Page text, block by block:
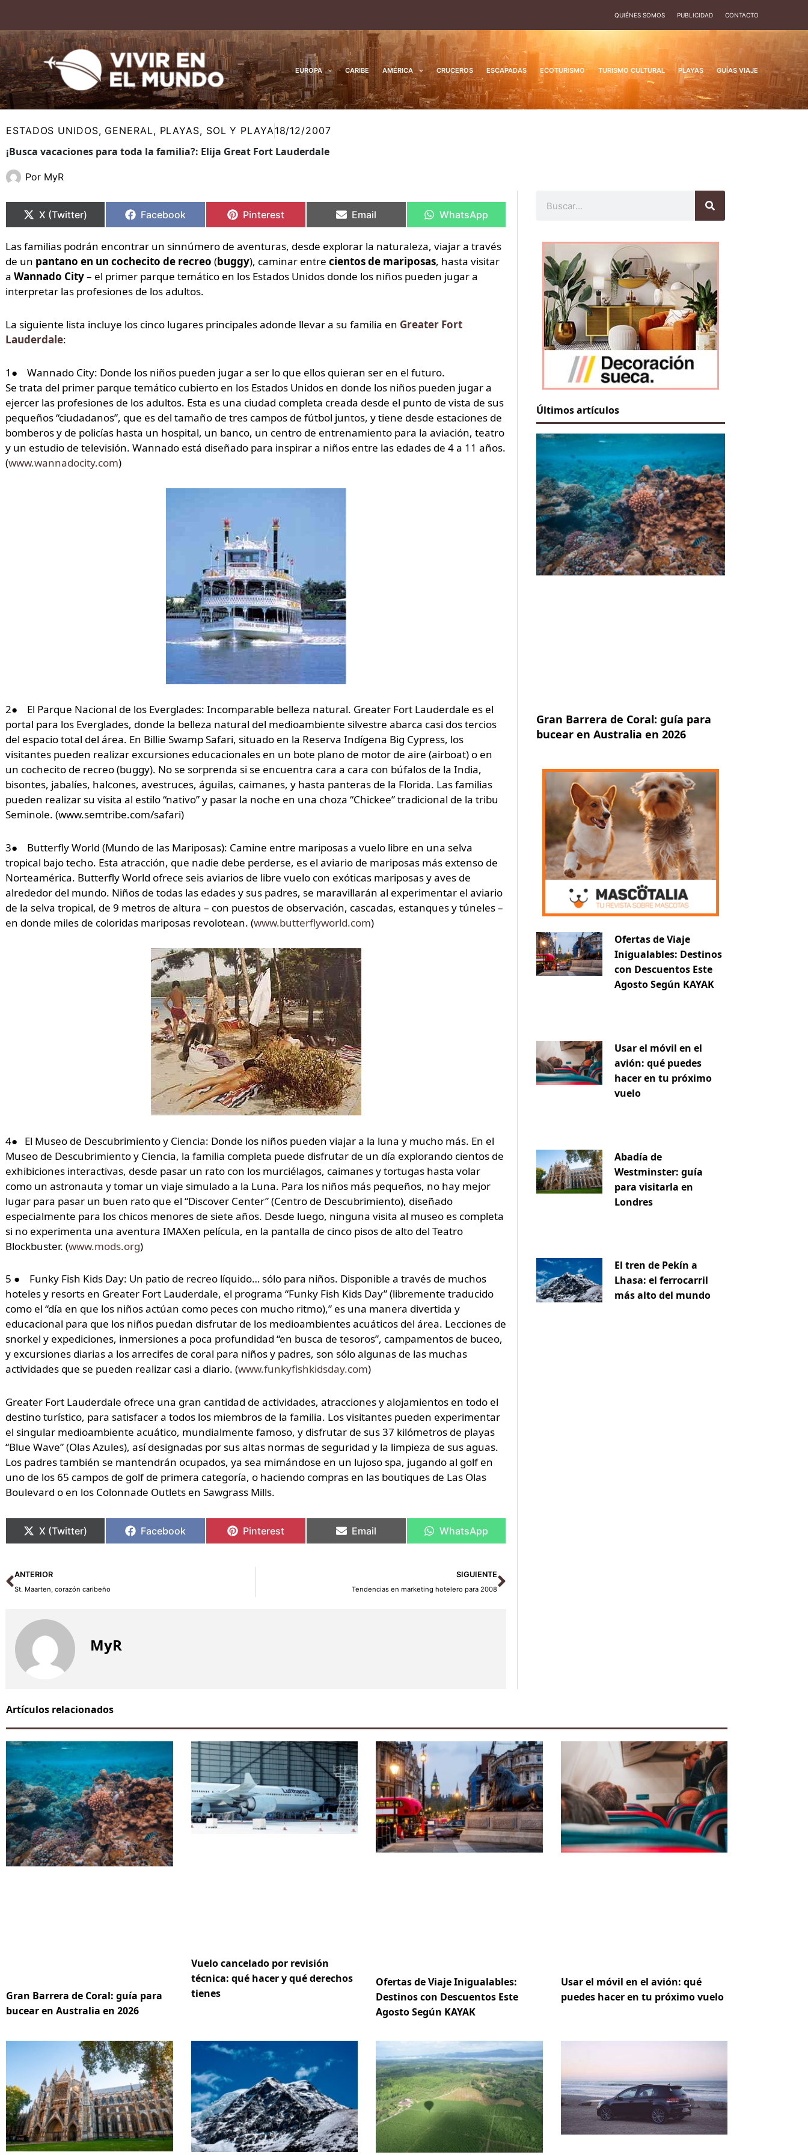
contenido
QUIÉNES SOMOS PUBLICIDAD CONTACTO
EUROPA CARIBE AMÉRICA CRUCEROS ESCAPADAS ECOTURISMO TURISMO CULTURAL PLAYAS GUÍAS VIAJE
ESTADOS UNIDOS, GENERAL, PLAYAS, SOL Y PLAYA18/12/2007
¡Busca vacaciones para toda la familia?: Elija Great Fort Lauderdale
Por MyR
en
X (Twitter)
en
Facebook
en
Pinterest
en
Email
en
WhatsApp
Las familias podrán encontrar un sinnúmero de aventuras, desde explorar la naturaleza, viajar a través
de un pantano en un cochecito de recreo (buggy), caminar entre cientos de mariposas, hasta visitar
a Wannado City– el primer parque temático en los Estados Unidos donde los niños pueden jugar a
interpretar las profesiones de los adultos.
La siguiente lista incluye los cinco lugares principales adonde llevar a su familia en Greater Fort
Lauderdale:
1● Wannado City: Donde los niños pueden jugar a ser lo que ellos quieran ser en el futuro.
Se trata del primer parque temático cubierto en los Estados Unidos en donde los niños pueden jugar a
ejercer las profesiones de los adultos. Esta es una ciudad completa creada desde el punto de vista de sus
pequeños “ciudadanos”, que es del tamaño de tres campos de fútbol juntos, y tiene desde estaciones de
bomberos y de policías hasta un hospital, un banco, un centro de entrenamiento para la aviación, teatro
y un estudio de televisión. Wannado está diseñado para inspirar a niños entre las edades de 4 a 11 años.
(www.wannadocity.com)
2● El Parque Nacional de los Everglades: Incomparable belleza natural. Greater Fort Lauderdale es el
portal para los Everglades, donde la belleza natural del medioambiente silvestre abarca casi dos tercios
del espacio total del área. En Billie Swamp Safari, situado en la Reserva Indígena Big Cypress, los
visitantes pueden realizar excursiones educacionales en un bote plano de motor de aire (airboat) o en
un cochecito de recreo (buggy). No se sorprenda si se encuentra cara a cara con búfalos de la India,
bisontes, jabalíes, halcones, avestruces, águilas, caimanes, y hasta panteras de la Florida. Las familias
pueden realizar su visita al estilo “nativo” y pasar la noche en una choza “Chickee” tradicional de la tribu
Seminole. (www.semtribe.com/safari)
3● Butterfly World (Mundo de las Mariposas): Camine entre mariposas a vuelo libre en una selva
tropical bajo techo. Esta atracción, que nadie debe perderse, es el aviario de mariposas más extenso de
Norteamérica. Butterfly World ofrece seis aviarios de libre vuelo con exóticas mariposas y aves de
alrededor del mundo. Niños de todas las edades y sus padres, se maravillarán al experimentar el aviario
de la selva tropical, de 9 metros de altura – con puestos de observación, cascadas, estanques y túneles –
en donde miles de coloridas mariposas revolotean. (www.butterflyworld.com)
4● El Museo de Descubrimiento y Ciencia: Donde los niños pueden viajar a la luna y mucho más. En el
Museo de Descubrimiento y Ciencia, la familia completa puede disfrutar de un día explorando cientos de
exhibiciones interactivas, desde pasar un rato con los murciélagos, caimanes y tortugas hasta volar
como un astronauta y tomar un viaje simulado a la Luna. Para los niños más pequeños, no hay mejor
lugar para pasar un buen rato que el “Discover Center” (Centro de Descubrimiento), diseñado
especialmente para los chicos menores de siete años. Desde luego, ninguna visita al museo es completa
si no experimenta una aventura IMAXen película, en la pantalla de cinco pisos de alto del Teatro
Blockbuster. (www.mods.org)
5 ● Funky Fish Kids Day: Un patio de recreo líquido… sólo para niños. Disponible a través de muchos
hoteles y resorts en Greater Fort Lauderdale, el programa “Funky Fish Kids Day” (libremente traducido
como el “día en que los niños actúan como peces con mucho ritmo),” es una manera divertida y
educacional para que los niños puedan disfrutar de los medioambientes acuáticos del área. Lecciones de
snorkel y expediciones, inmersiones a poca profundidad “en busca de tesoros”, campamentos de buceo,
y excursiones diarias a los arrecifes de coral para niños y padres, son sólo algunas de las muchas
actividades que se pueden realizar casi a diario. (www.funkyfishkidsday.com)
Greater Fort Lauderdale ofrece una gran cantidad de actividades, atracciones y alojamientos en todo el
destino turístico, para satisfacer a todos los miembros de la familia. Los visitantes pueden experimentar
el singular medioambiente acuático, mundialmente famoso, y disfrutar de sus 37 kilómetros de playas
“Blue Wave” (Olas Azules), así designadas por sus altas normas de seguridad y la limpieza de sus aguas.
Los padres también se mantendrán ocupados, ya sea mimándose en un lujoso spa, jugando al golf en
uno de los 65 campos de golf de primera categoría, o haciendo compras en las boutiques de Las Olas
Boulevard o en los Colonnade Outlets en Sawgrass Mills.
en
X (Twitter)
en
Facebook
en
Pinterest
en
Email
en
WhatsApp
Ant
ANTERIOR
St. Maarten, corazón caribeño
SIGUIENTE
Tendencias en marketing hotelero para 2008
Siguiente
MyR
Últimos artículos
Gran Barrera de Coral: guía para
bucear en Australia en 2026
Ofertas de Viaje
Inigualables: Destinos
con Descuentos Este
Agosto Según KAYAK
Usar el móvil en el
avión: qué puedes
hacer en tu próximo
vuelo
Abadía de
Westminster: guía
para visitarla en
Londres
El tren de Pekín a
Lhasa: el ferrocarril
más alto del mundo
Artículos relacionados
Gran Barrera de Coral: guía para
bucear en Australia en 2026
Vuelo cancelado por revisión
técnica: qué hacer y qué derechos
tienes
Ofertas de Viaje Inigualables:
Destinos con Descuentos Este
Agosto Según KAYAK
Usar el móvil en el avión: qué
puedes hacer en tu próximo vuelo